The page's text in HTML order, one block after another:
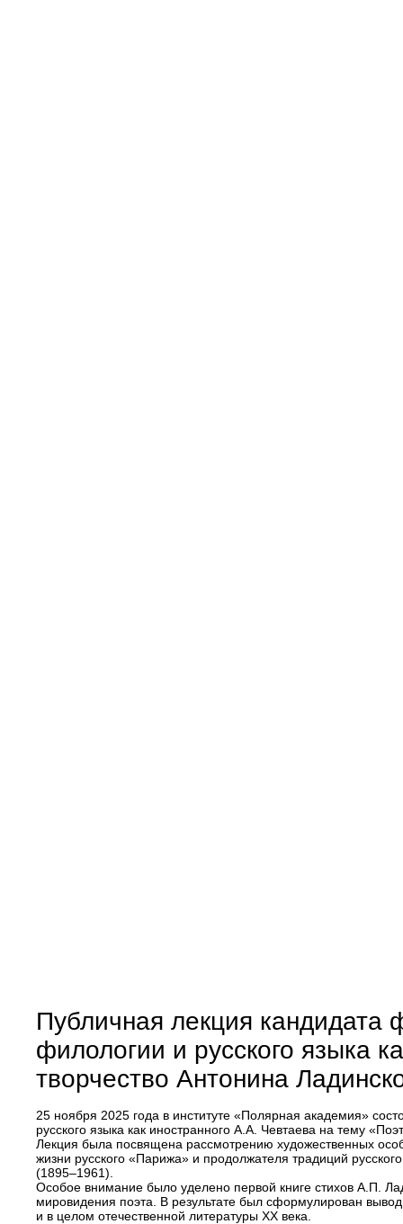
Публичная лекция кандидата
филологии и русского языка
творчество Антонина
25 ноября 2025 года в институте «Полярная академия»
русского языка как иностранного А.А. Чевтаева на тему
Лекция была посвящена рассмотрению художественных
жизни русского «Парижа» и продолжателя традиций
(1895–1961).
Особое внимание было уделено первой книге стихов А.П.
мировидения поэта. В результате был сформулирован
и в целом отечественной литературы XX века.